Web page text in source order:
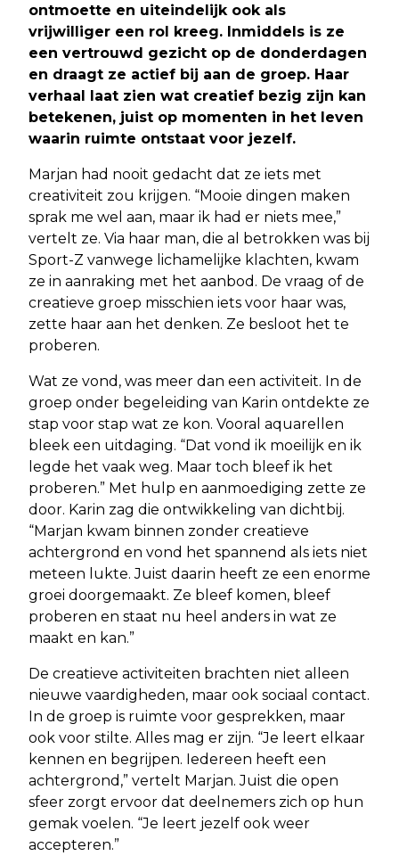
ontmoette en uiteindelijk ook als
vrijwilliger een rol kreeg. Inmiddels is ze
een vertrouwd gezicht op de donderdagen
en draagt ze actief bij aan de groep. Haar
verhaal laat zien wat creatief bezig zijn kan
betekenen, juist op momenten in het leven
waarin ruimte ontstaat voor jezelf.
Marjan had nooit gedacht dat ze iets met
creativiteit zou krijgen. “Mooie dingen maken
sprak me wel aan, maar ik had er niets mee,”
vertelt ze. Via haar man, die al betrokken was bij
Sport-Z vanwege lichamelijke klachten, kwam
ze in aanraking met het aanbod. De vraag of de
creatieve groep misschien iets voor haar was,
zette haar aan het denken. Ze besloot het te
proberen.
Wat ze vond, was meer dan een activiteit. In de
groep onder begeleiding van Karin ontdekte ze
stap voor stap wat ze kon. Vooral aquarellen
bleek een uitdaging. “Dat vond ik moeilijk en ik
legde het vaak weg. Maar toch bleef ik het
proberen.” Met hulp en aanmoediging zette ze
door. Karin zag die ontwikkeling van dichtbij.
“Marjan kwam binnen zonder creatieve
achtergrond en vond het spannend als iets niet
meteen lukte. Juist daarin heeft ze een enorme
groei doorgemaakt. Ze bleef komen, bleef
proberen en staat nu heel anders in wat ze
maakt en kan.”
De creatieve activiteiten brachten niet alleen
nieuwe vaardigheden, maar ook sociaal contact.
In de groep is ruimte voor gesprekken, maar
ook voor stilte. Alles mag er zijn. “Je leert elkaar
kennen en begrijpen. Iedereen heeft een
achtergrond,” vertelt Marjan. Juist die open
sfeer zorgt ervoor dat deelnemers zich op hun
gemak voelen. “Je leert jezelf ook weer
accepteren.”